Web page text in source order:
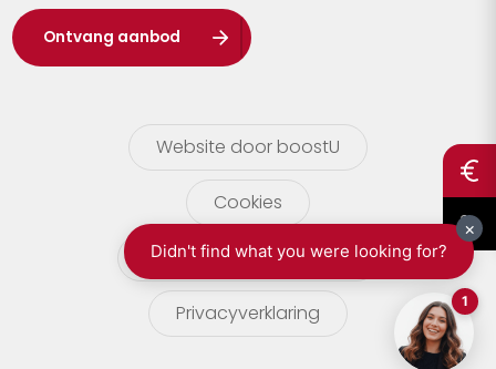
Wuustwezel
Zoersel
Ontvang aanbod
Website door boostU
Cookies
gebruikersvoorwaarden
Privacyverklaring